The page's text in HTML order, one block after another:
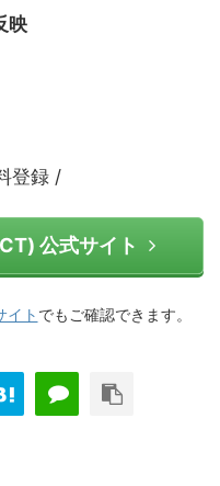
映
登録 /
公式サイト
イト でもご確認できます。